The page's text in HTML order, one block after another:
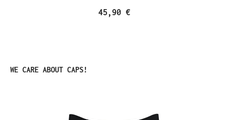
45,90 €
Produktgalerie überspringen
WE CARE ABOUT CAPS!